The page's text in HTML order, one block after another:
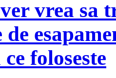
vrea sa
de
foloseste